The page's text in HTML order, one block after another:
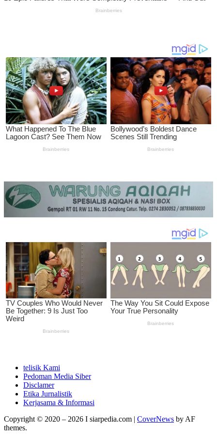
telisik Kami
Pedoman Media Siber
Disclamer
Etika Jurnalistik
Kerjasama & Informasi
Copyright © 2020 – 2026 I siarpedia.com | CoverNews by AF
themes.